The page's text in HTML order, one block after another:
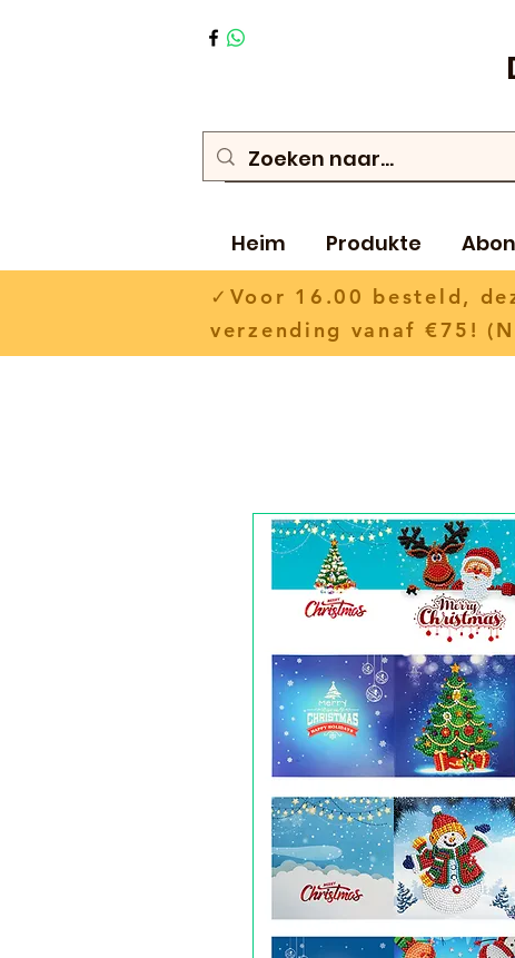
Heim Produkte
✓Voor 16.00
verzending vanaf €75!